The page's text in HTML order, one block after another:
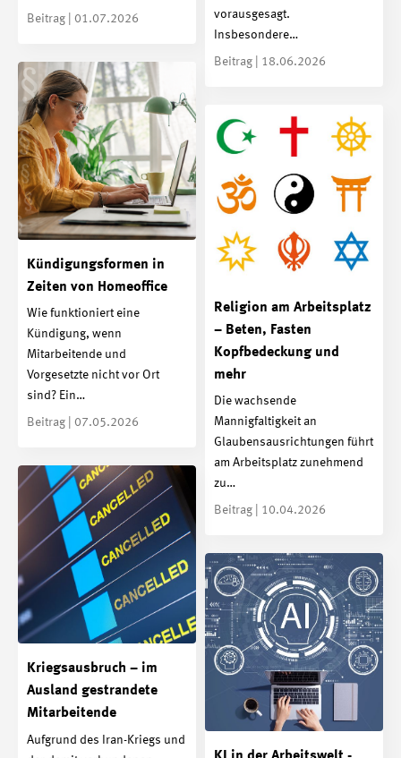
Beitrag | 01.07.2026
vorausgesagt.
Insbesondere…
Beitrag | 18.06.2026
Kündigungsformen in
Zeiten von Homeoffice
Wie funktioniert eine
Kündigung, wenn
Mitarbeitende und
Vorgesetzte nicht vor Ort
sind? Ein…
Beitrag | 07.05.2026
Religion am Arbeitsplatz
– Beten, Fasten
Kopfbedeckung und
mehr
Die wachsende
Mannigfaltigkeit an
Glaubensausrichtungen führt
am Arbeitsplatz zunehmend
zu…
Beitrag | 10.04.2026
Kriegsausbruch – im
Ausland gestrandete
Mitarbeitende
Aufgrund des Iran-Kriegs und